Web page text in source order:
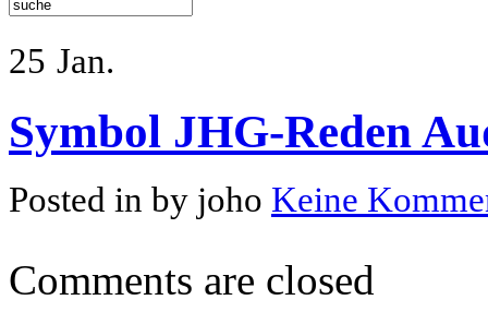
25 Jan.
Symbol JHG-Reden
Posted in by joho Keine
Comments are closed